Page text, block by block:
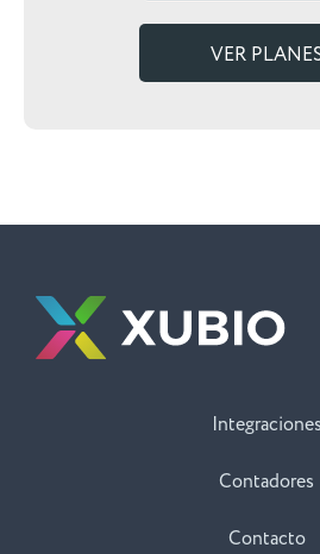
VER
Integraciones
Contadores
Contacto